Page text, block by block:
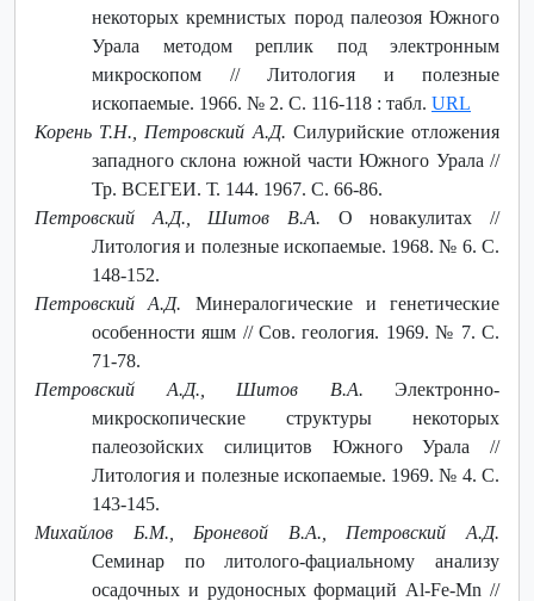
некоторых кремнистых пород палеозоя Южного
Урала методом реплик под электронным
микроскопом // Литология и полезные
ископаемые. 1966. № 2. С. 116-118 : табл. URL
Корень Т.Н., Петровский А.Д. Силурийские отложения
западного склона южной части Южного Урала //
Тр. ВСЕГЕИ. Т. 144. 1967. С. 66-86.
Петровский А.Д., Шитов В.А. О новакулитах //
Литология и полезные ископаемые. 1968. № 6. С.
148-152.
Петровский А.Д. Минералогические и генетические
особенности яшм // Сов. геология. 1969. № 7. С.
71-78.
Петровский А.Д., Шитов В.А. Электронно-
микроскопические структуры некоторых
палеозойских силицитов Южного Урала //
Литология и полезные ископаемые. 1969. № 4. С.
143-145.
Михайлов Б.М., Броневой В.А., Петровский А.Д.
Семинар по литолого-фациальному анализу
осадочных и рудоносных формаций Al-Fe-Mn //